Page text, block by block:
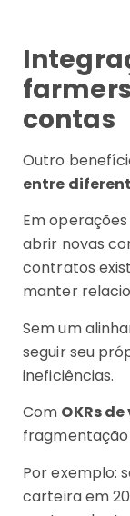
contas
Outro
entre
Em
abrir novas
contratos
manter
Sem um
seguir seu
ineficiências.
Com OKRs
fragmentação
Por exemplo:
carteira em